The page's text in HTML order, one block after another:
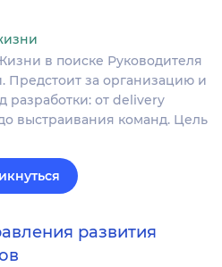
в поиске Руководителя
Предстоит за организацию и
разработки: от delivery
выстраивания команд. Цель
развития